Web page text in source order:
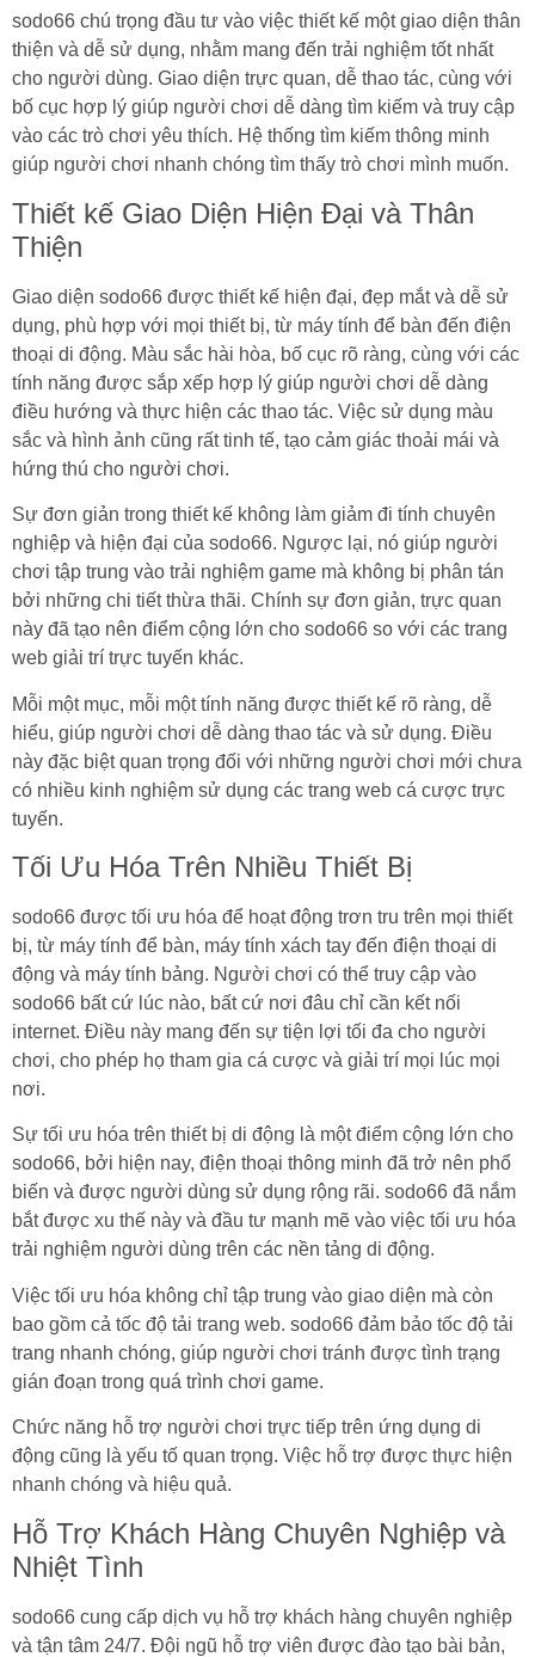
sodo66 chú trọng đầu tư vào việc thiết kế một giao diện thân
thiện và dễ sử dụng, nhằm mang đến trải nghiệm tốt nhất
cho người dùng. Giao diện trực quan, dễ thao tác, cùng với
bố cục hợp lý giúp người chơi dễ dàng tìm kiếm và truy cập
vào các trò chơi yêu thích. Hệ thống tìm kiếm thông minh
giúp người chơi nhanh chóng tìm thấy trò chơi mình muốn.
Thiết kế Giao Diện Hiện Đại và Thân
Thiện
Giao diện sodo66 được thiết kế hiện đại, đẹp mắt và dễ sử
dụng, phù hợp với mọi thiết bị, từ máy tính để bàn đến điện
thoại di động. Màu sắc hài hòa, bố cục rõ ràng, cùng với các
tính năng được sắp xếp hợp lý giúp người chơi dễ dàng
điều hướng và thực hiện các thao tác. Việc sử dụng màu
sắc và hình ảnh cũng rất tinh tế, tạo cảm giác thoải mái và
hứng thú cho người chơi.
Sự đơn giản trong thiết kế không làm giảm đi tính chuyên
nghiệp và hiện đại của sodo66. Ngược lại, nó giúp người
chơi tập trung vào trải nghiệm game mà không bị phân tán
bởi những chi tiết thừa thãi. Chính sự đơn giản, trực quan
này đã tạo nên điểm cộng lớn cho sodo66 so với các trang
web giải trí trực tuyến khác.
Mỗi một mục, mỗi một tính năng được thiết kế rõ ràng, dễ
hiểu, giúp người chơi dễ dàng thao tác và sử dụng. Điều
này đặc biệt quan trọng đối với những người chơi mới chưa
có nhiều kinh nghiệm sử dụng các trang web cá cược trực
tuyến.
Tối Ưu Hóa Trên Nhiều Thiết Bị
sodo66 được tối ưu hóa để hoạt động trơn tru trên mọi thiết
bị, từ máy tính để bàn, máy tính xách tay đến điện thoại di
động và máy tính bảng. Người chơi có thể truy cập vào
sodo66 bất cứ lúc nào, bất cứ nơi đâu chỉ cần kết nối
internet. Điều này mang đến sự tiện lợi tối đa cho người
chơi, cho phép họ tham gia cá cược và giải trí mọi lúc mọi
nơi.
Sự tối ưu hóa trên thiết bị di động là một điểm cộng lớn cho
sodo66, bởi hiện nay, điện thoại thông minh đã trở nên phổ
biến và được người dùng sử dụng rộng rãi. sodo66 đã nắm
bắt được xu thế này và đầu tư mạnh mẽ vào việc tối ưu hóa
trải nghiệm người dùng trên các nền tảng di động.
Việc tối ưu hóa không chỉ tập trung vào giao diện mà còn
bao gồm cả tốc độ tải trang web. sodo66 đảm bảo tốc độ tải
trang nhanh chóng, giúp người chơi tránh được tình trạng
gián đoạn trong quá trình chơi game.
Chức năng hỗ trợ người chơi trực tiếp trên ứng dụng di
động cũng là yếu tố quan trọng. Việc hỗ trợ được thực hiện
nhanh chóng và hiệu quả.
Hỗ Trợ Khách Hàng Chuyên Nghiệp và
Nhiệt Tình
sodo66 cung cấp dịch vụ hỗ trợ khách hàng chuyên nghiệp
và tận tâm 24/7. Đội ngũ hỗ trợ viên được đào tạo bài bản,